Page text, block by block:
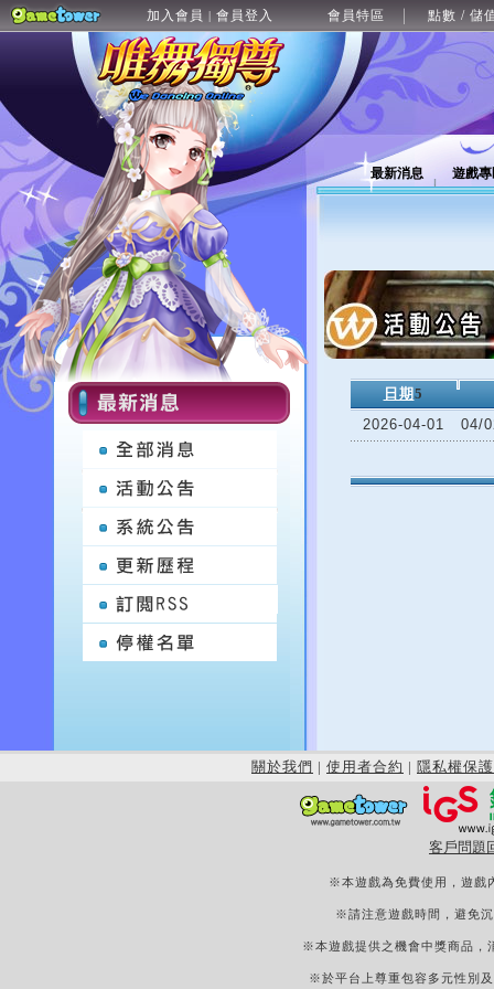
加入會員 | 會員登入 會員特區 點數 / 儲
最新消息 遊戲
日期 5
2026-04-01
04/
關於我們 | 使用者合約 | 隱私權保護
客戶問題
※本遊戲為免費使用，遊戲
※請注意遊戲時間，避免
※本遊戲提供之機會中獎商品，
※於平台上尊重包容多元性別